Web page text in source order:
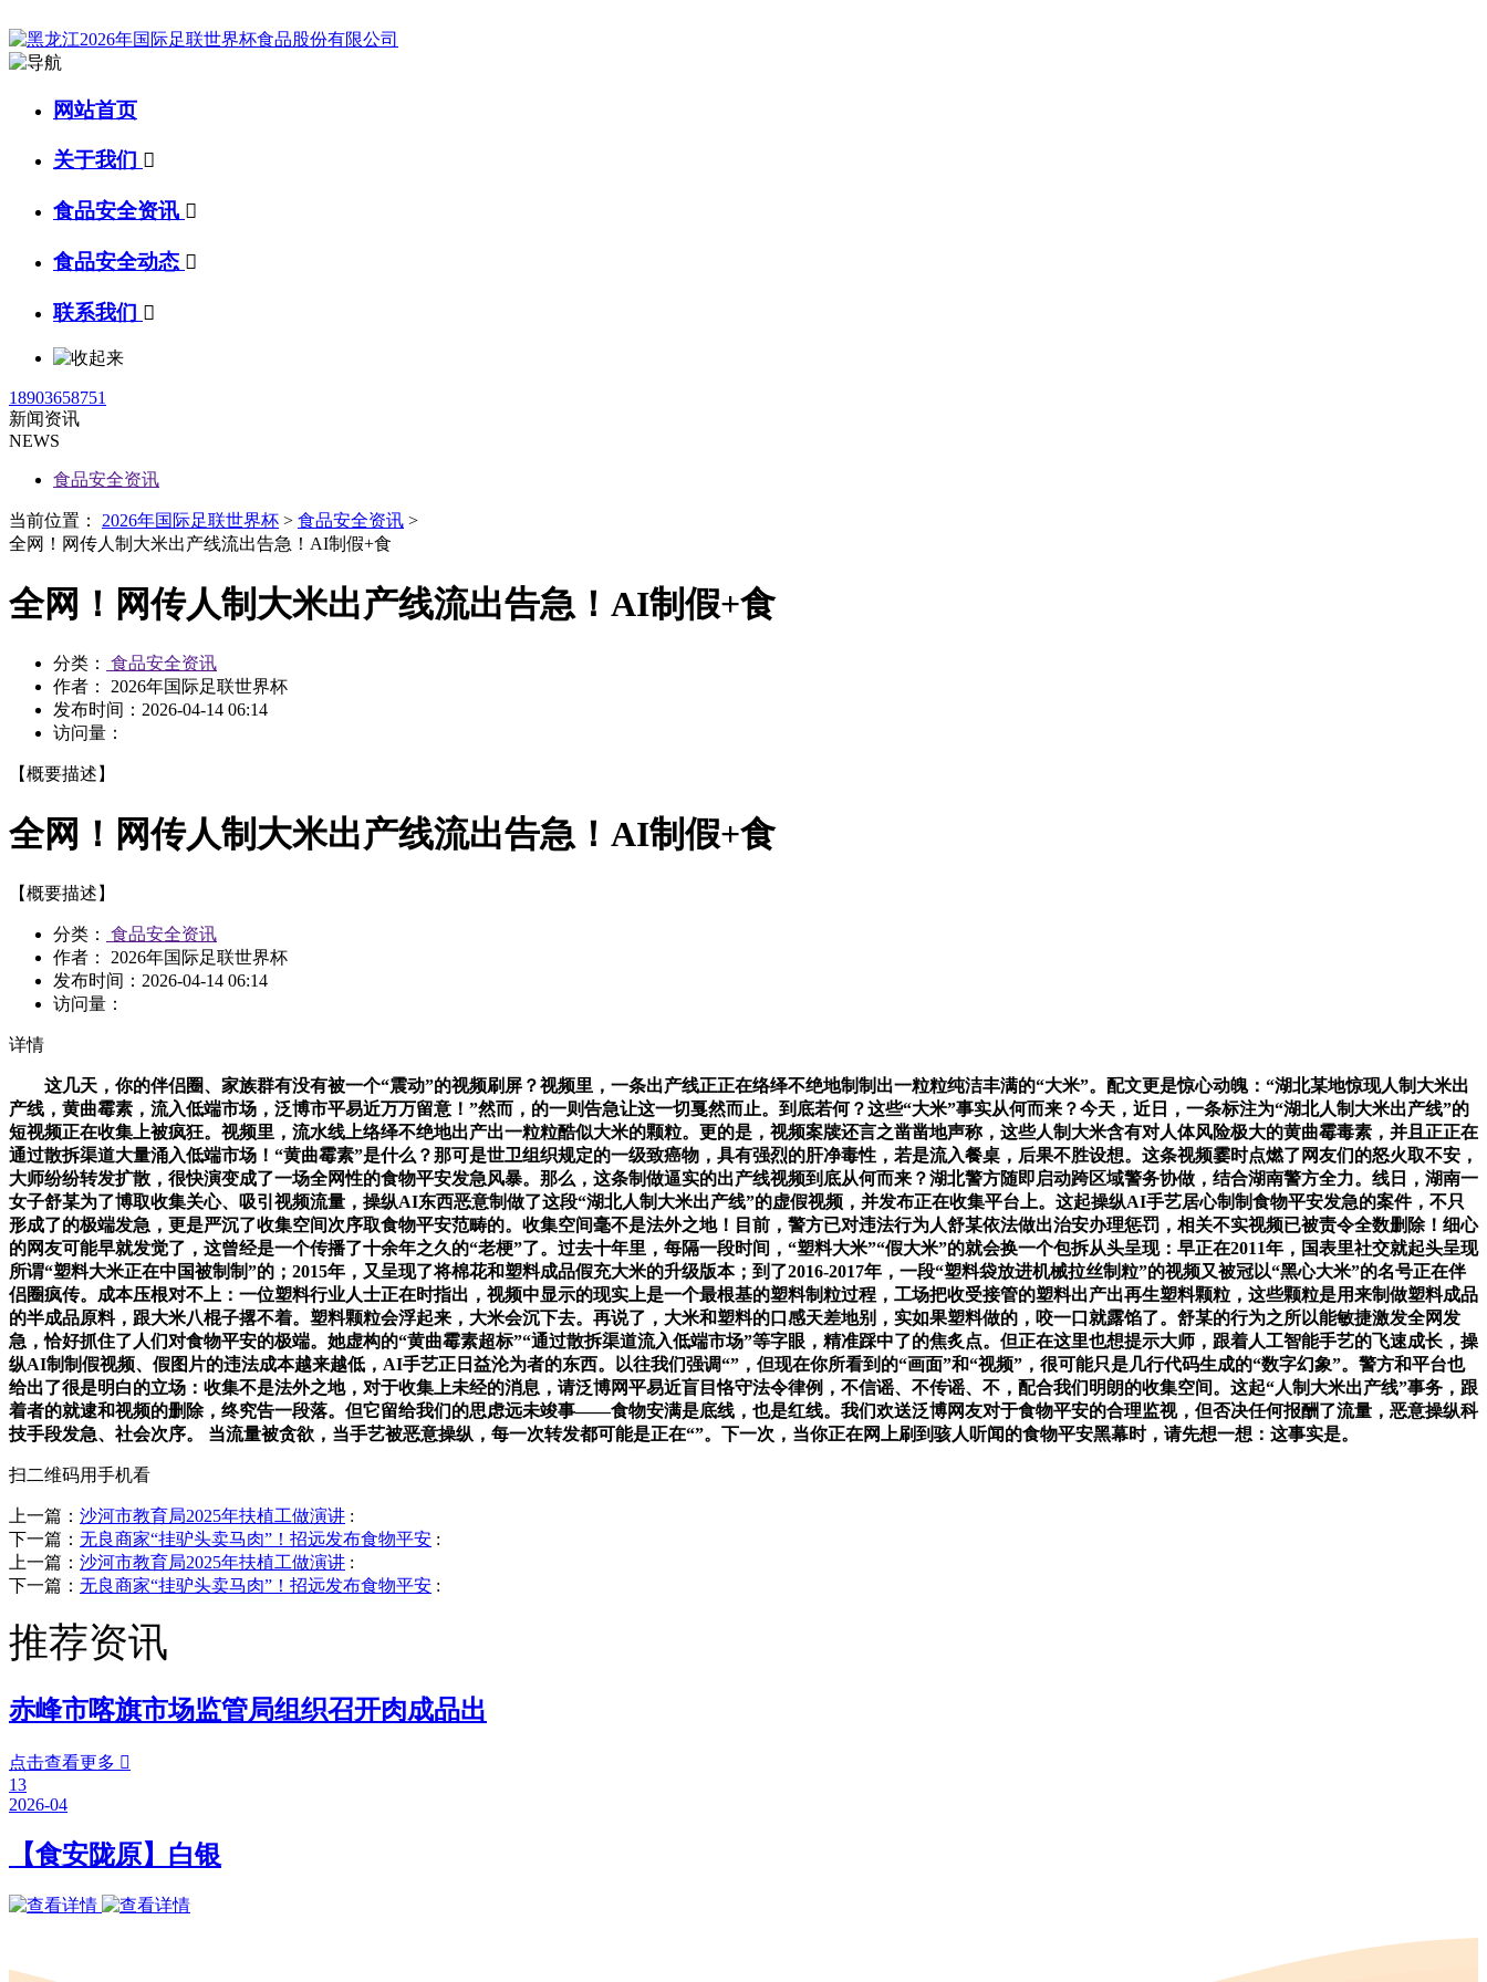
网站首页
关于我们 
食品安全资讯 
食品安全动态 
联系我们 
18903658751
新闻资讯
NEWS
食品安全资讯
当前位置： 2026年国际足联世界杯 > 食品安全资讯 >
全网！网传人制大米出产线流出告急！AI制假+食
全网！网传人制大米出产线流出告急！AI制假+食
分类：
食品安全资讯
作者： 2026年国际足联世界杯
发布时间： 2026-04-14 06:14
访问量：
【概要描述】
全网！网传人制大米出产线流出告急！AI制假+食
【概要描述】
分类：
食品安全资讯
作者： 2026年国际足联世界杯
发布时间： 2026-04-14 06:14
访问量：
详情
这几天，你的伴侣圈、家族群有没有被一个“震动”的视频刷屏？视频里，一条出产线正正在络绎不绝地制制出一粒粒纯洁丰满的“大米”。配文更是惊心动魄：“湖北某地惊现人制大米出
产线，黄曲霉素，流入低端市场，泛博市平易近万万留意！”然而，的一则告急让这一切戛然而止。到底若何？这些“大米”事实从何而来？今天，近日，一条标注为“湖北人制大米出产线”的
短视频正在收集上被疯狂。视频里，流水线上络绎不绝地出产出一粒粒酷似大米的颗粒。更的是，视频案牍还言之凿凿地声称，这些人制大米含有对人体风险极大的黄曲霉毒素，并且正正在
通过散拆渠道大量涌入低端市场！“黄曲霉素”是什么？那可是世卫组织规定的一级致癌物，具有强烈的肝净毒性，若是流入餐桌，后果不胜设想。这条视频霎时点燃了网友们的怒火取不安，
大师纷纷转发扩散，很快演变成了一场全网性的食物平安发急风暴。那么，这条制做逼实的出产线视频到底从何而来？湖北警方随即启动跨区域警务协做，结合湖南警方全力。线日，湖南一
女子舒某为了博取收集关心、吸引视频流量，操纵AI东西恶意制做了这段“湖北人制大米出产线”的虚假视频，并发布正在收集平台上。这起操纵AI手艺居心制制食物平安发急的案件，不只
形成了的极端发急，更是严沉了收集空间次序取食物平安范畴的。收集空间毫不是法外之地！目前，警方已对违法行为人舒某依法做出治安办理惩罚，相关不实视频已被责令全数删除！细心
的网友可能早就发觉了，这曾经是一个传播了十余年之久的“老梗”了。过去十年里，每隔一段时间，“塑料大米”“假大米”的就会换一个包拆从头呈现：早正在2011年，国表里社交就起头呈现
所谓“塑料大米正在中国被制制”的；2015年，又呈现了将棉花和塑料成品假充大米的升级版本；到了2016-2017年，一段“塑料袋放进机械拉丝制粒”的视频又被冠以“黑心大米”的名号正在伴
侣圈疯传。成本压根对不上：一位塑料行业人士正在时指出，视频中显示的现实上是一个最根基的塑料制粒过程，工场把收受接管的塑料出产出再生塑料颗粒，这些颗粒是用来制做塑料成品
的半成品原料，跟大米八棍子撂不着。塑料颗粒会浮起来，大米会沉下去。再说了，大米和塑料的口感天差地别，实如果塑料做的，咬一口就露馅了。舒某的行为之所以能敏捷激发全网发
急，恰好抓住了人们对食物平安的极端。她虚构的“黄曲霉素超标”“通过散拆渠道流入低端市场”等字眼，精准踩中了的焦炙点。但正在这里也想提示大师，跟着人工智能手艺的飞速成长，操
纵AI制制假视频、假图片的违法成本越来越低，AI手艺正日益沦为者的东西。以往我们强调“”，但现在你所看到的“画面”和“视频”，很可能只是几行代码生成的“数字幻象”。警方和平台也
给出了很是明白的立场：收集不是法外之地，对于收集上未经的消息，请泛博网平易近盲目恪守法令律例，不信谣、不传谣、不，配合我们明朗的收集空间。这起“人制大米出产线”事务，跟
着者的就逮和视频的删除，终究告一段落。但它留给我们的思虑远未竣事——食物安满是底线，也是红线。我们欢送泛博网友对于食物平安的合理监视，但否决任何报酬了流量，恶意操纵科
技手段发急、社会次序。 当流量被贪欲，当手艺被恶意操纵，每一次转发都可能是正在“”。下一次，当你正在网上刷到骇人听闻的食物平安黑幕时，请先想一想：这事实是。
扫二维码用手机看
上一篇： 沙河市教育局2025年扶植工做演讲 :
下一篇： 无良商家“挂驴头卖马肉”！招远发布食物平安 :
上一篇： 沙河市教育局2025年扶植工做演讲 :
下一篇： 无良商家“挂驴头卖马肉”！招远发布食物平安 :
推荐资讯
赤峰市喀旗市场监管局组织召开肉成品出
点击查看更多 
13
2026-04
【食安陇原】白银